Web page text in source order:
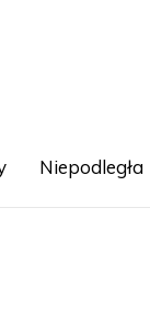
Niepodległa